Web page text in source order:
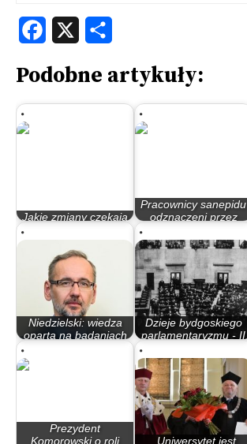
Facebook
Podobne artykuły:
Jakie zmiany czekają
Pracownicy sanepidu
odznaczeni przez
Niedzielski: wiedza
oparta na badaniach
Dzieje bydgoskiego
parlamentaryzmu - II
Prezydent
Komorowski o roli
,,Uniwersytet jest